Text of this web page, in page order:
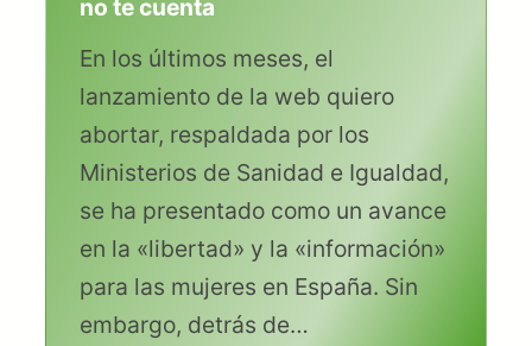
no te cuenta
En los últimos meses, el
lanzamiento de la web quiero
abortar, respaldada por los
Ministerios de Sanidad e Igualdad,
se ha presentado como un avance
en la «libertad» y la «información»
para las mujeres en España. Sin
embargo, detrás de…